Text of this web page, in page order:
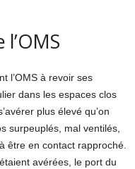
l’OMS à revoir ses
dans les espaces clos
plus élevé qu’on
surpeuplés, mal ventilés,
être en contact rapproché.
avérées, le port du